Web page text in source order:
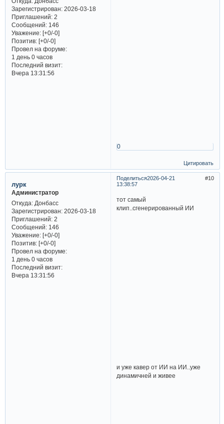
Зарегистрирован: 2026-03-18
Приглашений:2
Сообщений:146
Уважение: [+0/-0]
Позитив: [+0/-0]
Провел на форуме:
1 день 0 часов
Последний визит:
Вчера 13:31:56
0
Цитировать
Поделиться 10
2026-04-21
13:38:57
лурк
Администратор
Откуда:Донбасс
Зарегистрирован: 2026-03-18
Приглашений:2
Сообщений:146
Уважение: [+0/-0]
Позитив: [+0/-0]
Провел на форуме:
1 день 0 часов
Последний визит:
Вчера 13:31:56
тот самый
клип..сгенерированный ИИ
и уже кавер от ИИ на ИИ..уже
динамичней и живее